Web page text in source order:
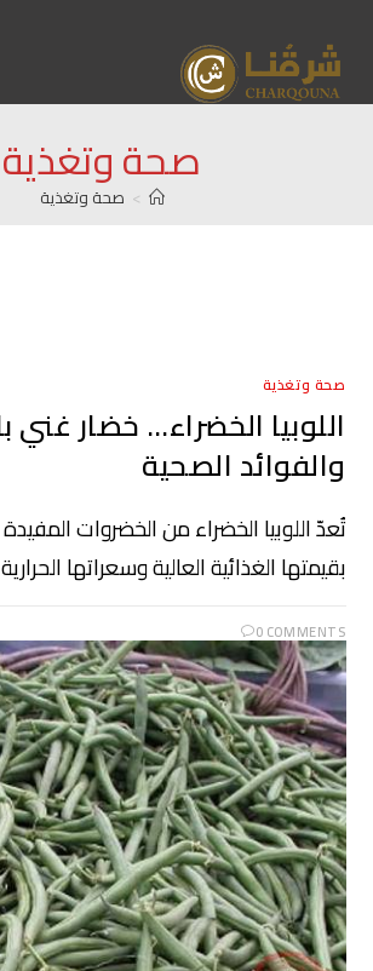
صحة وتغذية
> صحة وتغذية
صحة وتغذية
اللوبيا الخضراء… خضار غني
والفوائد الصحية
تُعدّ اللوبيا الخضراء من الخضروات المفيدة
بقيمتها الغذائية العالية وسعراتها
0 COMMENTS